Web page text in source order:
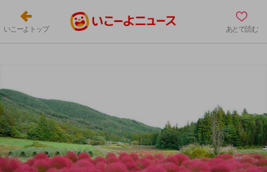
いこーよトップ あとで読む